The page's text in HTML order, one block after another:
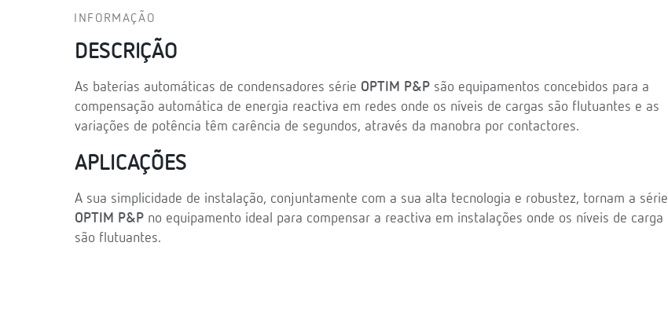
INFORMAÇÃO
DESCRIÇÃO
As baterias automáticas de condensadores série OPTIM P&P são equipamentos concebidos para a
compensação automática de energia reactiva em redes onde os níveis de cargas são flutuantes e as
variações de potência têm carência de segundos, através da manobra por contactores.
APLICAÇÕES
A sua simplicidade de instalação, conjuntamente com a sua alta tecnologia e robustez, tornam a série
OPTIM P&P no equipamento ideal para compensar a reactiva em instalações onde os níveis de carga
são flutuantes.